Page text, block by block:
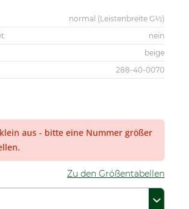
normal (Leistenbreite G½)
nein
beige
288-40-0070
aus - bitte eine Nummer größer
Zu den Größentabellen